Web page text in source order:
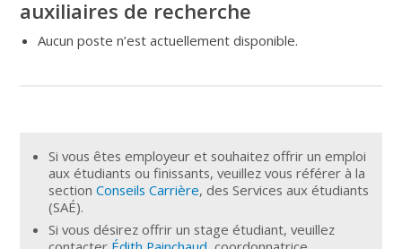
auxiliaires de recherche
Aucun poste n’est actuellement disponible.
Si vous êtes employeur et souhaitez offrir un emploi
aux étudiants ou finissants, veuillez vous référer à la
sectionConseils Carrière, des Services aux étudiants
(SAÉ).
Si vous désirez offrir un stage étudiant, veuillez